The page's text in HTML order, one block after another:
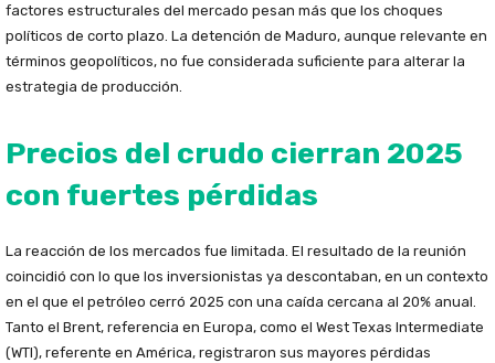
factores estructurales del mercado pesan más que los choques
políticos de corto plazo. La detención de Maduro, aunque relevante en
términos geopolíticos, no fue considerada suficiente para alterar la
estrategia de producción.
Precios del crudo cierran 2025
con fuertes pérdidas
La reacción de los mercados fue limitada. El resultado de la reunión
coincidió con lo que los inversionistas ya descontaban, en un contexto
en el que el petróleo cerró 2025 con una caída cercana al 20% anual.
Tanto el Brent, referencia en Europa, como el West Texas Intermediate
(WTI), referente en América, registraron sus mayores pérdidas